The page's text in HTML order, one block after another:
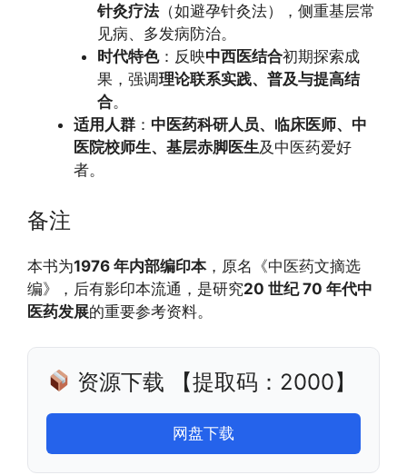
针灸疗法（如避孕针灸法），侧重基层常
见病、多发病防治。
时代特色：反映中西医结合初期探索成
果，强调理论联系实践、普及与提高结
合。
适用人群 ： 中医药科研人员、临床医师、中
医院校师生、基层赤脚医生及中医药爱好
者。
备注
本书为1976 年内部编印本，原名《中医药文摘选
编》，后有影印本流通，是研究20 世纪 70 年代中
医药发展的重要参考资料。
资源下载 【提取码：2000】
网盘下载